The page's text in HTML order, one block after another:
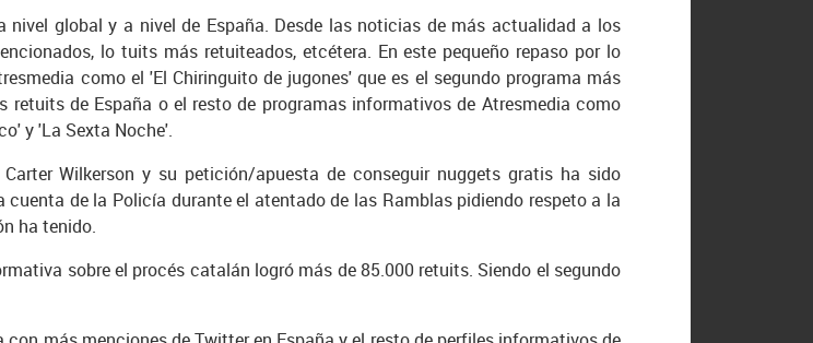
global y a nivel de España. Desde las noticias de más actualidad a los
lo tuits más retuiteados, etcétera. En este pequeño repaso por lo
como el 'El Chiringuito de jugones' que es el segundo programa más
de España o el resto de programas informativos de Atresmedia como
y 'La Sexta Noche'.
Wilkerson y su petición/apuesta de conseguir nuggets gratis ha sido
de la Policía durante el atentado de las Ramblas pidiendo respeto a la
ha tenido.
sobre el procés catalán logró más de 85.000 retuits. Siendo el segundo